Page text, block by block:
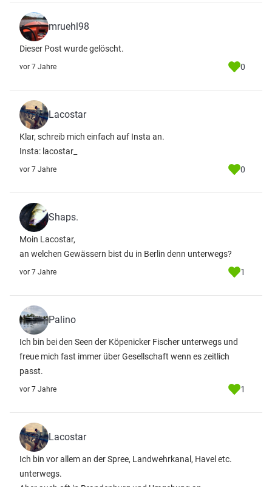
mruehl98
Dieser Post wurde gelöscht.
vor 7 Jahre 0
Lacostar
Klar, schreib mich einfach auf Insta an.
Insta: lacostar_
vor 7 Jahre 0
Shaps.
Moin Lacostar,
an welchen Gewässern bist du in Berlin denn unterwegs?
vor 7 Jahre 1
Palino
Ich bin bei den Seen der Köpenicker Fischer unterwegs und
freue mich fast immer über Gesellschaft wenn es zeitlich
passt.
vor 7 Jahre 1
Lacostar
Ich bin vor allem an der Spree, Landwehrkanal, Havel etc.
unterwegs.